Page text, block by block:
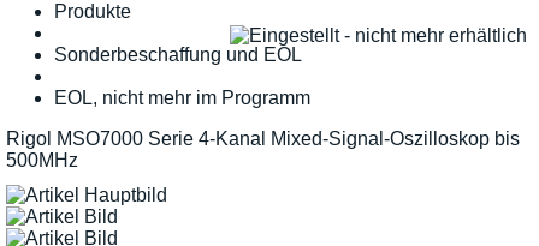
Produkte
Sonderbeschaffung und EOL
EOL, nicht mehr im Programm
Rigol MSO7000 Serie 4-Kanal Mixed-Signal-Oszilloskop bis
500MHz